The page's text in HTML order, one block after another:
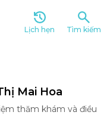
Lịch hẹn Tìm kiếm
Mai Hoa
thăm khám và điều